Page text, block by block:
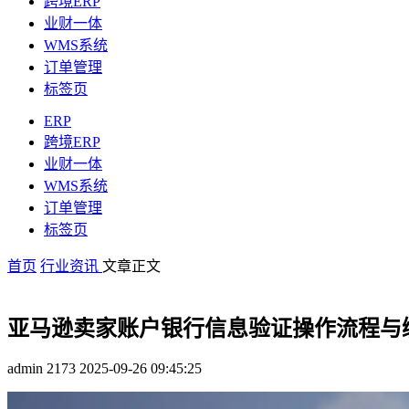
业财一体
WMS系统
订单管理
标签页
ERP
跨境ERP
业财一体
WMS系统
订单管理
标签页
首页 行业资讯 文章正文
亚马逊卖家账户银行信息验证操作流程与
admin 2173 2025-09-26 09:45:25